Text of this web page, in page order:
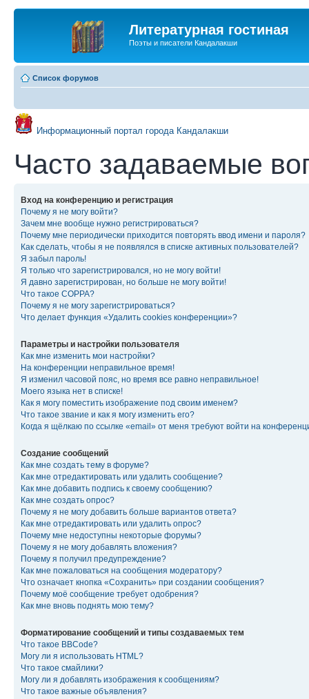
Литературная гостиная
Поэты и писатели Кандалакши
Список форумов
Информационный портал города Кандалакши
Часто задаваемые
Вход на конференцию и регистрация
Почему я не могу войти?
Зачем мне вообще нужно регистрироваться?
Почему мне периодически приходится повторять ввод имени и пароля?
Как сделать, чтобы я не появлялся в списке активных пользователей?
Я забыл пароль!
Я только что зарегистрировался, но не могу войти!
Я давно зарегистрирован, но больше не могу войти!
Что такое COPPA?
Почему я не могу зарегистрироваться?
Что делает функция «Удалить cookies конференции»?
Параметры и настройки пользователя
Как мне изменить мои настройки?
На конференции неправильное время!
Я изменил часовой пояс, но время все равно неправильное!
Моего языка нет в списке!
Как я могу поместить изображение под своим именем?
Что такое звание и как я могу изменить его?
Когда я щёлкаю по ссылке «email» от меня требуют войти на
Создание сообщений
Как мне создать тему в форуме?
Как мне отредактировать или удалить сообщение?
Как мне добавить подпись к своему сообщению?
Как мне создать опрос?
Почему я не могу добавить больше вариантов ответа?
Как мне отредактировать или удалить опрос?
Почему мне недоступны некоторые форумы?
Почему я не могу добавлять вложения?
Почему я получил предупреждение?
Как мне пожаловаться на сообщения модератору?
Что означает кнопка «Сохранить» при создании сообщения?
Почему моё сообщение требует одобрения?
Как мне вновь поднять мою тему?
Форматирование сообщений и типы создаваемых тем
Что такое BBCode?
Могу ли я использовать HTML?
Что такое смайлики?
Могу ли я добавлять изображения к сообщениям?
Что такое важные объявления?